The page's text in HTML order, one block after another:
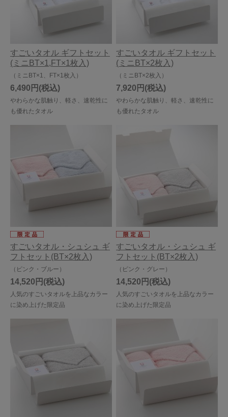
すごいタオル ギフトセット
(ミニBT×1,FT×1枚入)
（ミニBT×1、FT×1枚入）
やわらかな肌触り、軽さ、速乾性に
も優れたタオル
6,490円
すごいタオル ギフトセット
(ミニBT×2枚入)
（ミニBT×2枚入）
やわらかな肌触り、軽さ、速乾性に
も優れたタオル
7,920円
すごいタオル・シュシュ ギ
フトセット(BT×2枚入)
（ピンク・ブルー）
人気のすごいタオルを上品なカラー
に染め上げた限定品
14,520円
すごいタオル・シュシュ ギ
フトセット(BT×2枚入)
（ピンク・グレー）
人気のすごいタオルを上品なカラー
に染め上げた限定品
14,520円